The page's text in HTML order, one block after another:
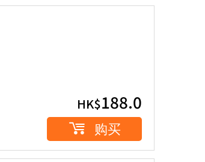
HK$188.0
购买